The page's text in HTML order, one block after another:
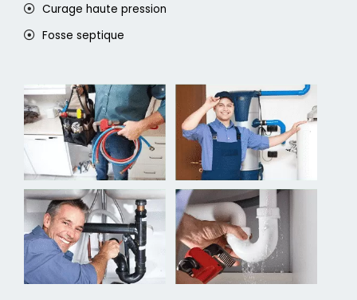
Curage haute pression
Fosse septique